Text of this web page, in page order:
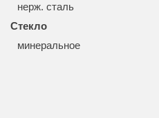
нерж. сталь
Стекло
минеральное